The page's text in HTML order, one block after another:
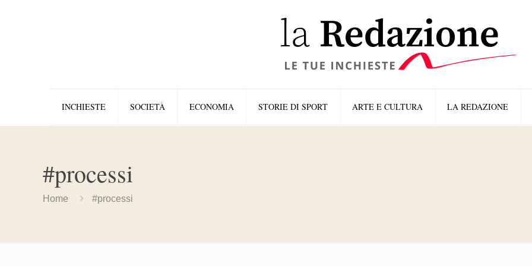
INCHIESTE SOCIETÀ ECONOMIA STORIE DI SPORT ARTE E CULTURA LA REDAZIONE
#processi
Home #processi